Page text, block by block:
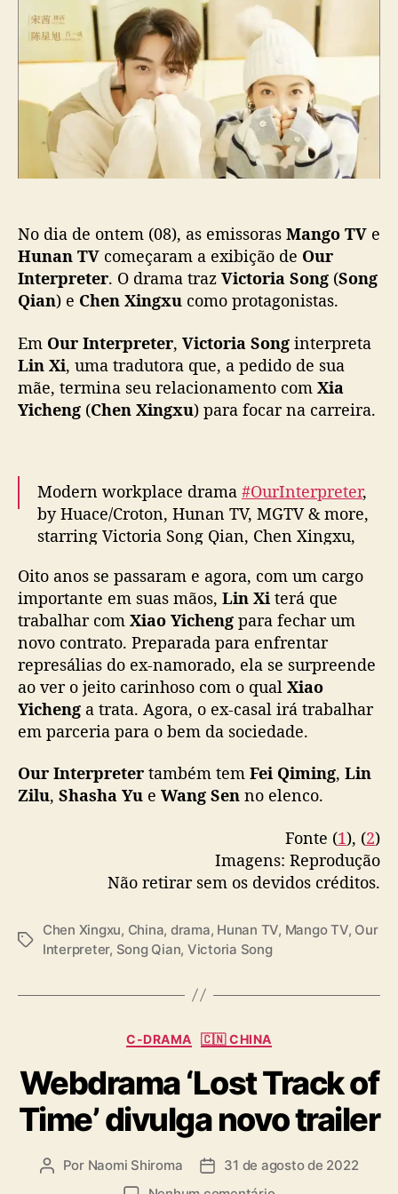
t
l
l
s
p
s
a
ã
r
n
t
e
r
p
r
r
”
:
o
o
d
r
a
o
m
V
i
t
o
r
i
a
S
o
n
g
C
h
X
i
x
s
i
a
n
a
h
i
No dia de ontem (08), as emissoras Mango TV e
Hunan TV começaram a exibição de Our
Interpreter. O drama traz Victoria Song (Song
Qian) e Chen Xingxu como protagonistas.
Em Our Interpreter, Victoria Song interpreta
Lin Xi, uma tradutora que, a pedido de sua
mãe, termina seu relacionamento com Xia
Yicheng (Chen Xingxu) para focar na carreira.
Modern workplace drama #OurInterpreter,
by Huace/Croton, Hunan TV, MGTV & more,
starring Victoria Song Qian, Chen Xingxu,
(sp starring), releases trailer ahead of Jan 8
premiere on Hunan TV & MGTV#我们的翻译
官pic.twitter.com/2TmBDD8dJO
— cdrama tweets (@dramapotatoe)January
5, 2024
Oito anos se passaram e agora, com um cargo
importante em suas mãos, Lin Xi terá que
trabalhar com Xiao Yicheng para fechar um
novo contrato. Preparada para enfrentar
represálias do ex-namorado, ela se surpreende
ao ver o jeito carinhoso com o qual Xiao
Yicheng a trata. Agora, o ex-casal irá trabalhar
em parceria para o bem da sociedade.
Our Interpreter também tem Fei Qiming, Lin
Zilu, Shasha Yu e Wang Sen no elenco.
Fonte (1), (2)
Imagens: Reprodução
Não retirar sem os devidos créditos.
T
s
Chen Xingxu, China, drama, Hunan TV, Mango TV, Our
Interpreter, Song Qian, Victoria Song
C
t
e
g
o
i
C-DRAMA 🇨🇳 CHINA
Webdrama ‘Lost Track of
Time’ divulga novo trailer
A Por Naomi Shiroma
D 31 de agosto de 2022